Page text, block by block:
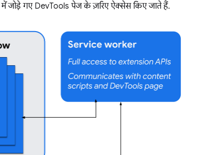
जोड़े गए DevTools पेज के ज़रिए ऐक्सेस किए जाते हैं.